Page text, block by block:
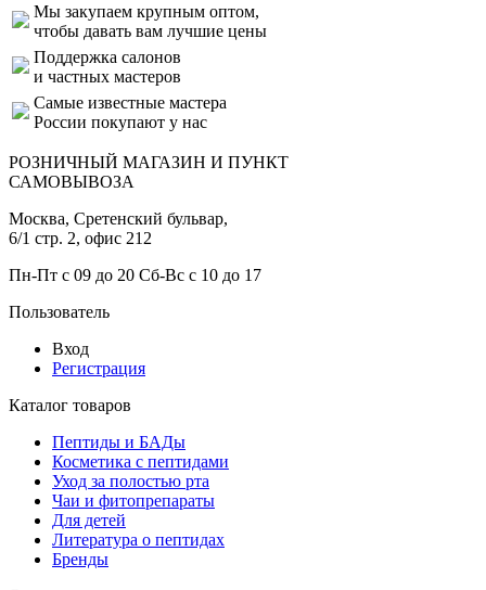
Мы закупаем крупным оптом,
чтобы давать вам лучшие цены
Поддержка салонов
и частных мастеров
Самые известные мастера
России покупают у нас
РОЗНИЧНЫЙ МАГАЗИН И ПУНКТ
САМОВЫВОЗА
Москва, Сретенский бульвар,
6/1 стр. 2, офис 212
Пн-Пт с 09 до 20 Сб-Вс с 10 до 17
Пользователь
Вход
Регистрация
Каталог товаров
Пептиды и БАДы
Косметика с пептидами
Уход за полостью рта
Чаи и фитопрепараты
Для детей
Литература о пептидах
Бренды